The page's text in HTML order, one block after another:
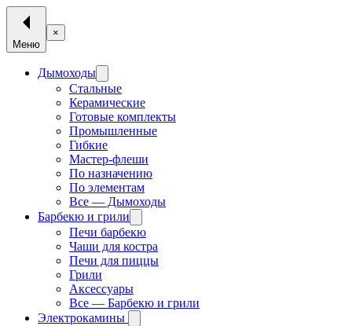
Меню
×
Дымоходы
Стальные
Керамические
Готовые комплекты
Промышленные
Гибкие
Мастер-флеши
По назначению
По элементам
Все — Дымоходы
Барбекю и грили
Печи барбекю
Чаши для костра
Печи для пиццы
Грили
Аксессуары
Все — Барбекю и грили
Электрокамины